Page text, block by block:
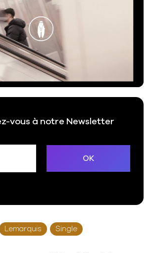
Play
Video
vous à notre Newsletter
Lemarquis Single